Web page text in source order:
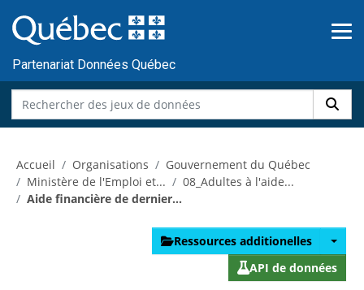
au
contenu
Partenariat Données Québec
Accueil Organisations
Gouvernement du Québec
Ministère de l'Emploi et...
08_Adultes à l'aide...
Aide financière de dernier...
Ressources additionelles
API de données